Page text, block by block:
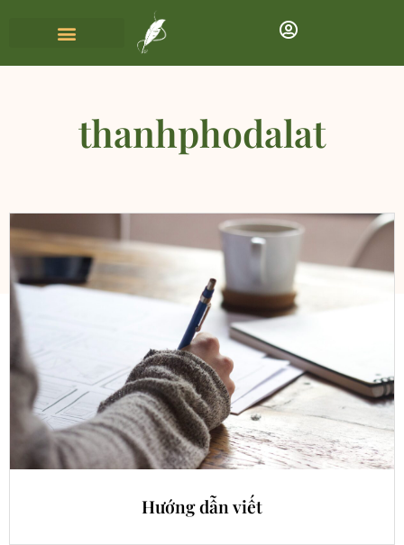
thanhphodalat
Hướng dẫn viết